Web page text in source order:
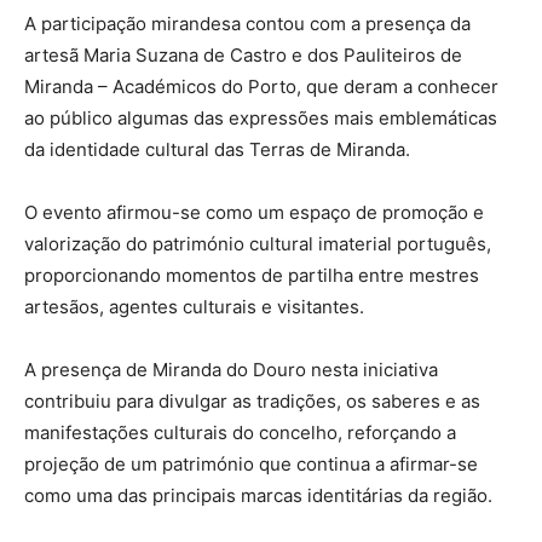
A participação mirandesa contou com a presença da
artesã Maria Suzana de Castro e dos Pauliteiros de
Miranda – Académicos do Porto, que deram a conhecer
ao público algumas das expressões mais emblemáticas
da identidade cultural das Terras de Miranda.
O evento afirmou-se como um espaço de promoção e
valorização do património cultural imaterial português,
proporcionando momentos de partilha entre mestres
artesãos, agentes culturais e visitantes.
A presença de Miranda do Douro nesta iniciativa
contribuiu para divulgar as tradições, os saberes e as
manifestações culturais do concelho, reforçando a
projeção de um património que continua a afirmar-se
como uma das principais marcas identitárias da região.